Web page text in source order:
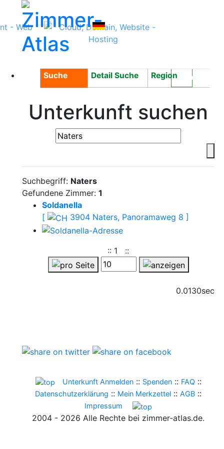
Login
Suche Detail Suche Region
Unterkunft suchen
Suchbegriff: Naters
Gefundene Zimmer: 1
Soldanella
[
3904 Naters, Panoramaweg 8 ]
:: 1 ::
0.0130sec
Unterkunft Anmelden :: Spenden :: FAQ ::
Datenschutzerklärung :: Mein Merkzettel :: AGB ::
Impressum
2004 - 2026 Alle Rechte bei zimmer-atlas.de.